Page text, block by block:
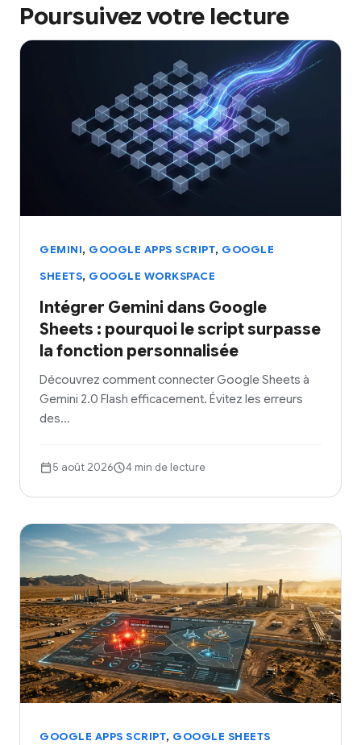
Poursuivez votre lecture
GEMINI, GOOGLE APPS SCRIPT, GOOGLE
SHEETS, GOOGLE WORKSPACE
Intégrer Gemini dans Google
Sheets : pourquoi le script surpasse
la fonction personnalisée
Découvrez comment connecter Google Sheets à
Gemini 2.0 Flash efficacement. Évitez les erreurs
des…
5 août 2026 4 min de lecture
GOOGLE APPS SCRIPT, GOOGLE SHEETS